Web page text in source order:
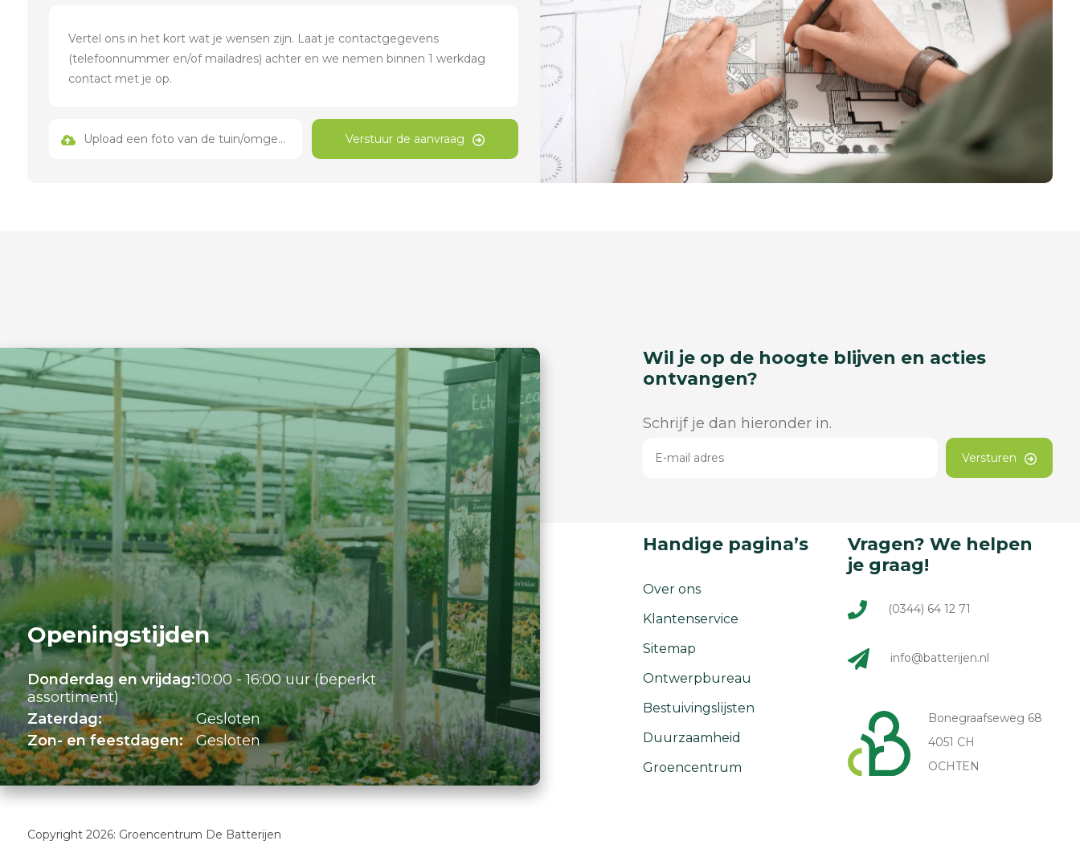
Upload een foto van de tuin/omgeving Verstuur de aanvraag
Openingstijden
Donderdag en vrijdag:10:00 - 16:00 uur (beperkt
assortiment)
Zaterdag:
Gesloten
Zon- en feestdagen:
Gesloten
Wil je op de hoogte blijven en acties
ontvangen?
Schrijf je dan hieronder in.
Versturen
Handige pagina’s
Over ons
Klantenservice
Sitemap
Ontwerpbureau
Bestuivingslijsten
Duurzaamheid
Groencentrum
Vragen? We helpen
je graag!
(0344) 64 12 71
info@batterijen.nl
Bonegraafseweg 68
4051 CH
OCHTEN
Copyright 2026: Groencentrum De Batterijen